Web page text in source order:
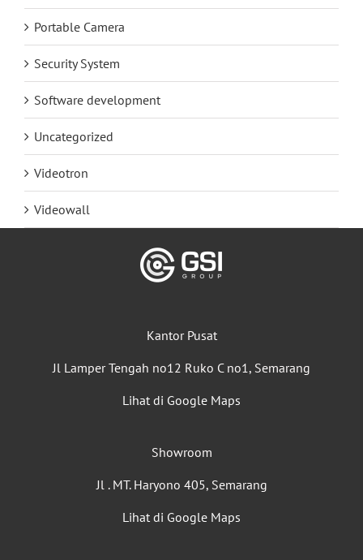
Portable Camera
Security System
Software development
Uncategorized
Videotron
Videowall
Kantor Pusat
Jl Lamper Tengah no12 Ruko C no1, Semarang
Lihat di Google Maps
Showroom
Jl . MT. Haryono 405, Semarang
Lihat di Google Maps